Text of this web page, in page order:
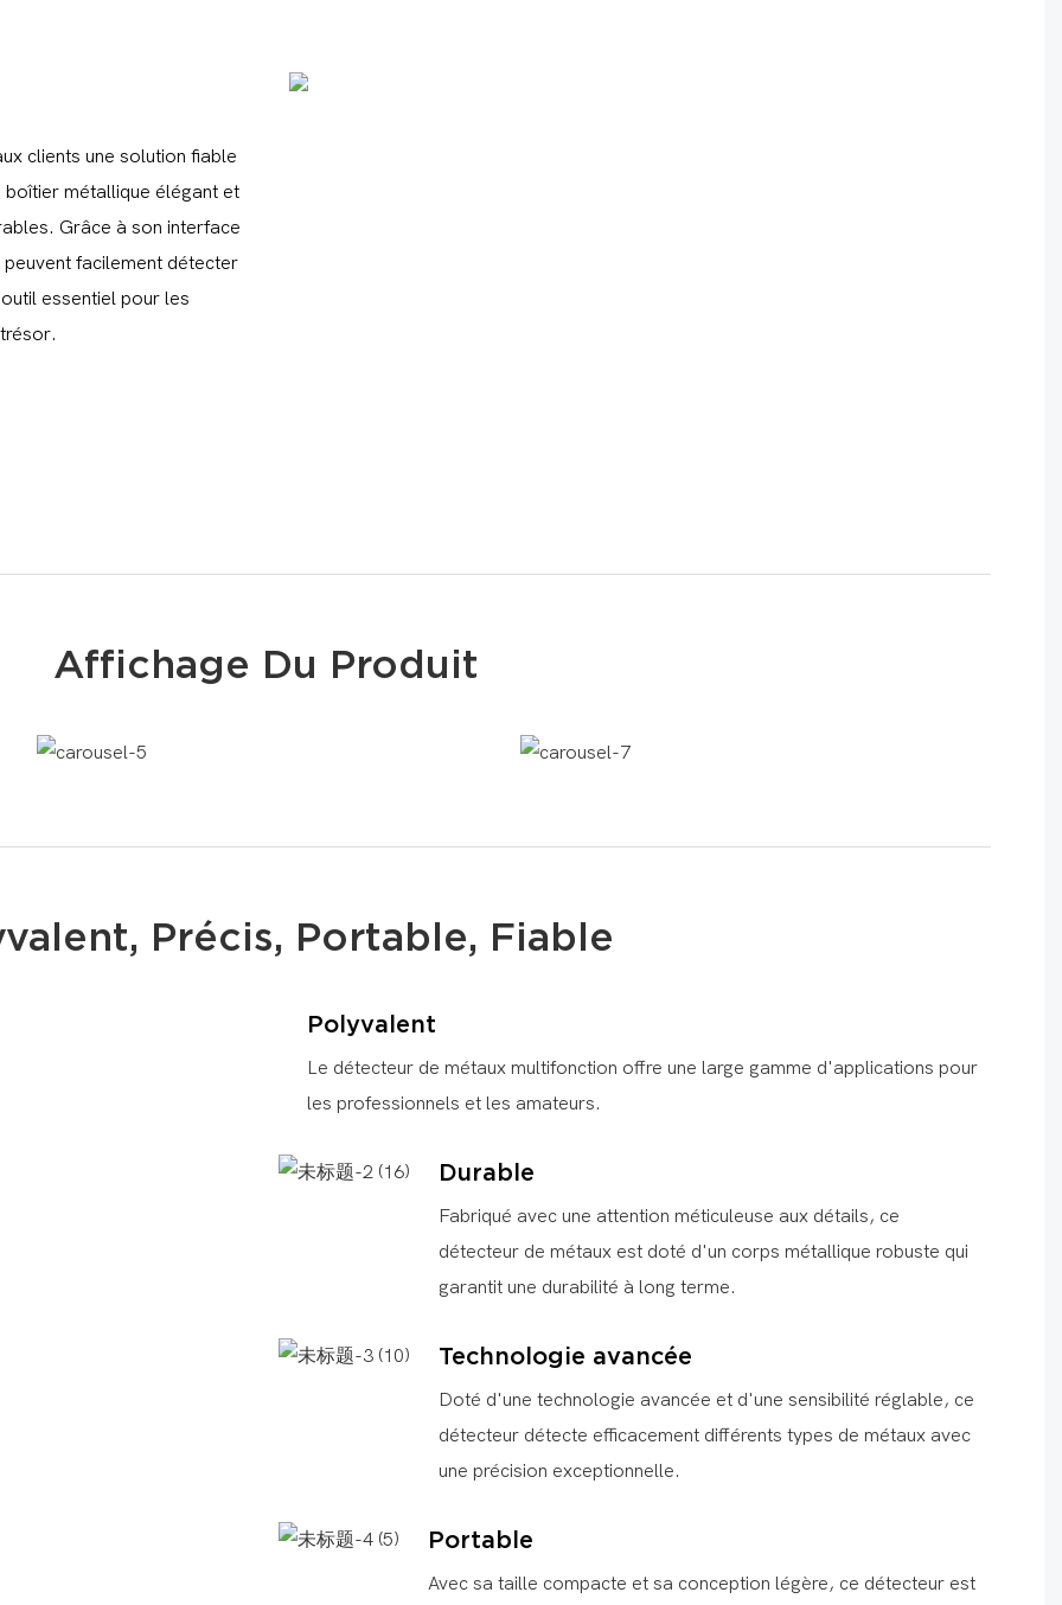
clients une solution fiable
métallique élégant et
Grâce à son interface
facilement détecter
essentiel pour les
Affichage Du Produit
Précis, Portable, Fiable
Polyvalent
Le détecteur de métaux multifonction offre une large gamme d'applications pour
les professionnels et les amateurs.
Durable
Fabriqué avec une attention méticuleuse aux détails, ce
détecteur de métaux est doté d'un corps métallique robuste qui
garantit une durabilité à long terme.
Technologie avancée
Doté d'une technologie avancée et d'une sensibilité réglable, ce
détecteur détecte efficacement différents types de métaux avec
une précision exceptionnelle.
Portable
Avec sa taille compacte et sa conception légère, ce détecteur est